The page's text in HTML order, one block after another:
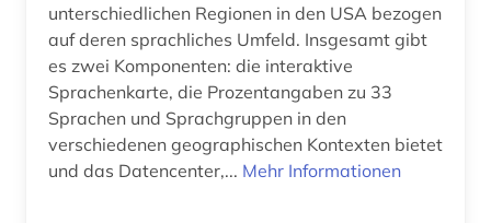
unterschiedlichen Regionen in den USA bezogen
auf deren sprachliches Umfeld. Insgesamt gibt
es zwei Komponenten: die interaktive
Sprachenkarte, die Prozentangaben zu 33
Sprachen und Sprachgruppen in den
verschiedenen geographischen Kontexten bietet
und das Datencenter,... Mehr Informationen